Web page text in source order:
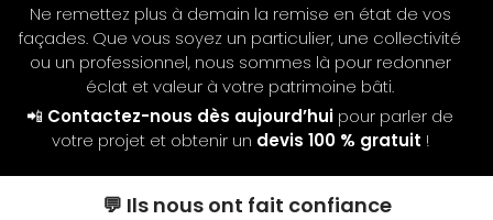
Ne remettez plus à demain la remise en état de vos
façades. Que vous soyez un particulier, une collectivité
ou un professionnel, nous sommes là pour redonner
éclat et valeur à votre patrimoine bâti.
📲 Contactez-nous dès aujourd’hui pour parler de
votre projet et obtenir un devis 100 % gratuit !
💬 Ils nous ont fait confiance